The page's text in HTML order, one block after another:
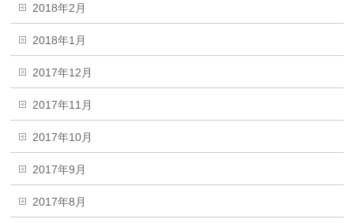
2018年2月
2018年1月
2017年12月
2017年11月
2017年10月
2017年9月
2017年8月